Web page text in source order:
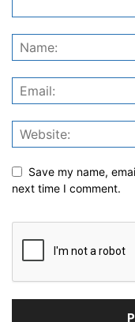
Save my name,
next time I comment.